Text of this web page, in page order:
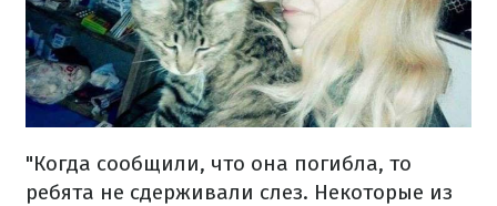
"Когда сообщили, что она погибла, то
ребята не сдерживали слез. Некоторые из